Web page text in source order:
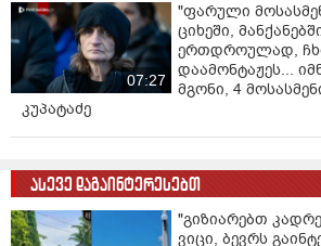
07:27
"ფარული
ციხეში,
ერთდროულად,
დაამონტაჟეს...
მგონი, 4
კუპატაძე
ასევე დაგაინტერესებთ
"გიზიარებთ
ვიცი, ბევრს